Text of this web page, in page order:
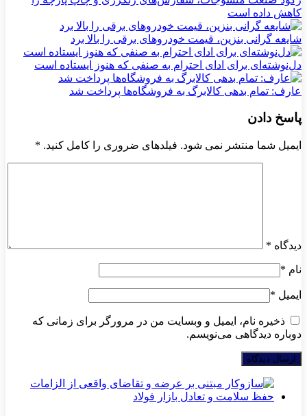
کاهش داده است
شایعه گرانی بنزین، قیمت خودروهای برقی را بالا برد
دل‌نوشته‌ای برای ادای احترام به صنفی که هنوز ایستاده است
عارف: تمام بدهی کالابرگ به فروشگاه‌ها پرداخت شد
پاسخ دادن
ایمیل شما منتشر نمی شود. فیلدهای ضروری را کامل کنید. *
دیدگاه *
نام *
ایمیل *
ذخیره نام، ایمیل و وبسایت من در مرورگر برای زمانی که
دوباره دیدگاهی می‌نویسم.